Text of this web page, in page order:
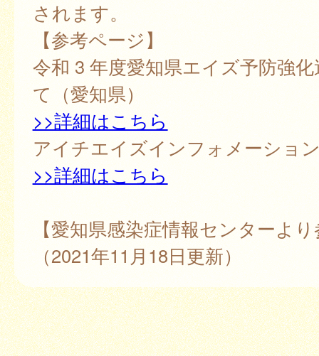
されます。
【参考ページ】
令和 3 年度愛知県エイズ予防強
て（愛知県）
>>詳細はこちら
アイチエイズインフォメーショ
>>詳細はこちら
【愛知県感染症情報センターよ
（2021年11月18日更新）